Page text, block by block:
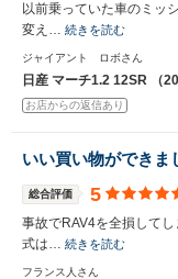
以前乗っていた車のミッ
変え… 続きを読む
ジャイアント ロボさん
日産 マーチ1.2 12SR （
お店からの返信あり
いい買い物ができま
総合評価 5
事故でRAV4を全損して
式は… 続きを読む
フランス人さん